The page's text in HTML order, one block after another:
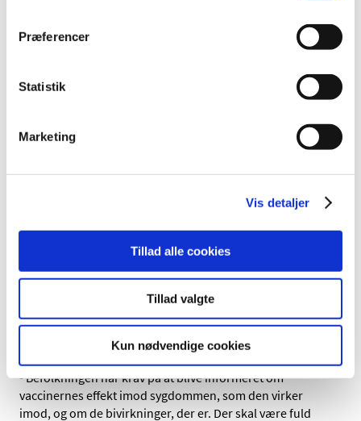
Præferencer
Statistik
Marketing
Vis detaljer
Tillad alle cookies
Tillad valgte
Kun nødvendige cookies
bivirkninger til Lægemiddelstyrelsen. Du kan i øvrigt
fået bivirkninger efter vaccination.
Lægemiddelstyrelsen har oprettet en infoside med
indberettet om vaccinerne. Infosiden opdateres
Via Lægemiddelstyrelsens nyhedsbrev ’Nyt om
lægemiddelovervågning’ vil der regelmæssigt blive
19.Abonnér på nyhedsbrevet her.
Offentligheden vil herudover i relevant omfang blive
informeret via medierne, sociale medier og
forsidenyheder på Lægemiddelstyrelsens hjemmeside.
- Befolkningen har krav på at blive informeret om
vaccinernes effekt imod sygdommen, som den virker
imod, og om de bivirkninger, der er. Der skal være fuld